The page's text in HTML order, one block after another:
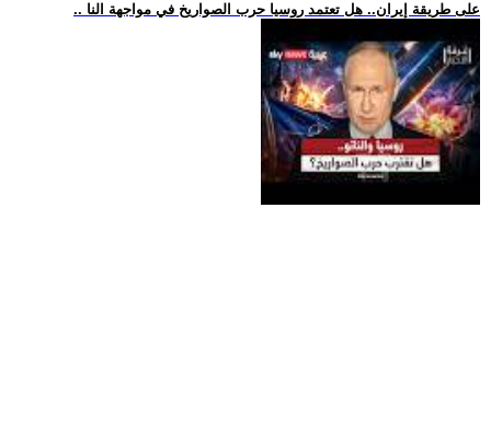
.. على طريقة إيران.. هل تعتمد روسيا حرب الصواريخ في مواجهة النا